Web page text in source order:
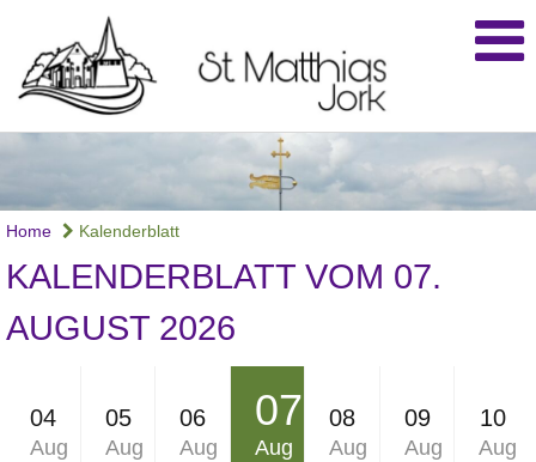
Home Kalenderblatt
KALENDERBLATT VOM 07.
AUGUST 2026
04
Aug
05
Aug
06
Aug
07
Aug
08
Aug
09
Aug
10
Aug